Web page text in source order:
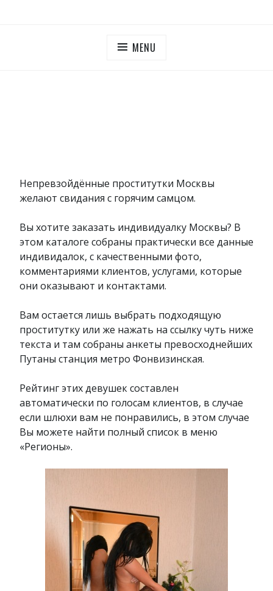
MENU
Непревзойдённые проститутки Москвы
желают свидания с горячим самцом.
Вы хотите заказать индивидуалку Москвы? В
этом каталоге собраны практически все данные
индивидалок, с качественными фото,
комментариями клиентов, услугами, которые
они оказывают и контактами.
Вам остается лишь выбрать подходящую
проститутку или же нажать на ссылку чуть ниже
текста и там собраны анкеты превосходнейших
Путаны станция метро Фонвизинская.
Рейтинг этих девушек составлен
автоматически по голосам клиентов, в случае
если шлюхи вам не понравились, в этом случае
Вы можете найти полный список в меню
«Регионы».